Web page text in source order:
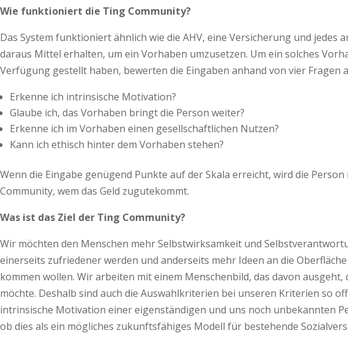
Wie funktioniert die Ting Community?
Das System funktioniert ähnlich wie die AHV, eine Versicherung und
daraus Mittel erhalten, um ein Vorhaben umzusetzen. Um ein solches
Verfügung gestellt haben, bewerten die Eingaben anhand von vier Fragen
Erkenne ich intrinsische Motivation?
Glaube ich, das Vorhaben bringt die Person weiter?
Erkenne ich im Vorhaben einen gesellschaftlichen Nutzen?
Kann ich ethisch hinter dem Vorhaben stehen?
Wenn die Eingabe genügend Punkte auf der Skala erreicht, wird die
Community, wem das Geld zugutekommt.
Was ist das Ziel der Ting Community?
Wir möchten den Menschen mehr Selbstwirksamkeit und
einerseits zufriedener werden und anderseits mehr Ideen an die
kommen wollen. Wir arbeiten mit einem Menschenbild, das davon
möchte. Deshalb sind auch die Auswahlkriterien bei unseren Kriterien so
intrinsische Motivation einer eigenständigen und uns noch unbekannten
ob dies als ein mögliches zukunftsfähiges Modell für bestehende